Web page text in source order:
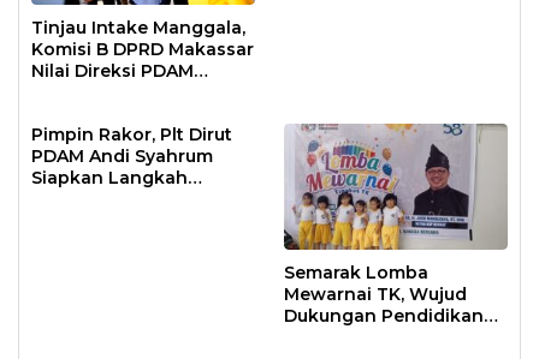
Tinjau Intake Manggala,
Komisi B DPRD Makassar
Nilai Direksi PDAM
Pimpin Rakor, Plt Dirut
PDAM Andi Syahrum
Siapkan Langkah
Semarak Lomba
Mewarnai TK, Wujud
Dukungan Pendidikan